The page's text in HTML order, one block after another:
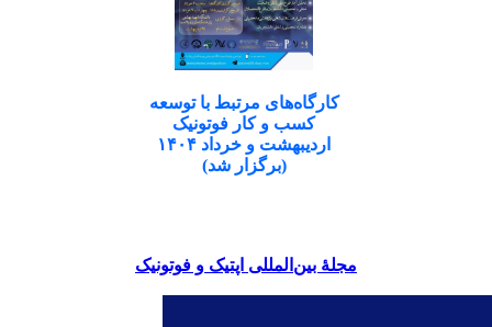
کارگاه‌های مرتبط با توسعه
کسب و کار فوتونیک
اردیبهشت و خرداد ۱۴۰۴
(برگزار شد)
مجلۀ بین‌المللی اپتیک و فوتونیک